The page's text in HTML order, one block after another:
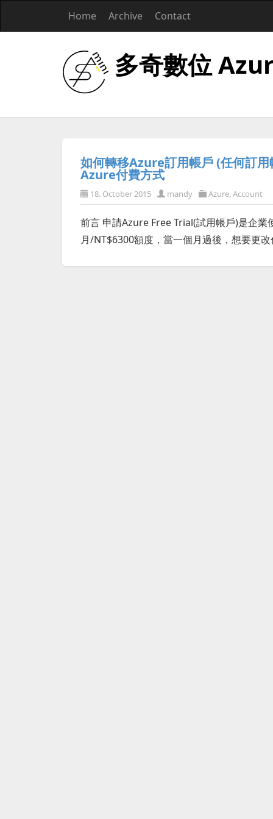
Home Archive Contact
多奇數位
如何轉移Azure訂用帳戶 (任何訂
Azure付費方式
18. October 2015 mandy Azure,Account
前言 申請Azure Free Trial(試用帳戶)是企
月/NT$6300額度，當一個月過後，想要更